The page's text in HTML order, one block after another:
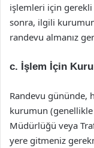
işlemleri için gerekli
sonra, ilgili
randevu almanız
c. İşlem İçin
Randevu gününde,
kurumun (genellikle
Müdürlüğü veya
yere gitmeniz